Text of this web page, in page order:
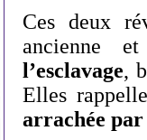
Ces deux
ancienne
l’esclavage,
Elles
arrachée